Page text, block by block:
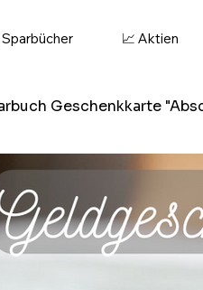
Sparbücher 📈 Aktien
Geschenkkarte